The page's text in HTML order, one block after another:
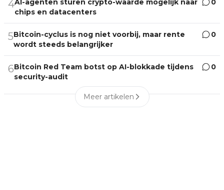
4AI-agenten sturen crypto-waarde mogelijk naar
chips en datacenters
0
5Bitcoin-cyclus is nog niet voorbij, maar rente
wordt steeds belangrijker
0
6Bitcoin Red Team botst op AI-blokkade tijdens
security-audit
0
Meer artikelen